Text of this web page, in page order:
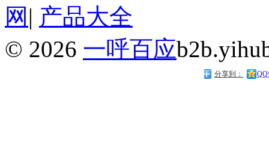
网 | 产品大全
© 2026 一呼百应
分享到：